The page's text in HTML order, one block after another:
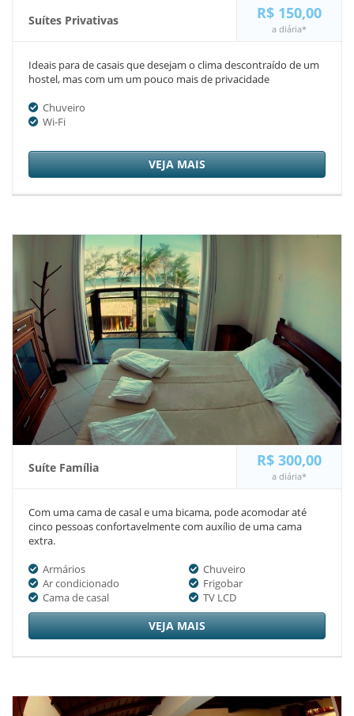
Suítes Privativas R$ 150,00
a diária*
Ideais para de casais que desejam o clima descontraído de um
hostel, mas com um um pouco mais de privacidade
Chuveiro
Wi-Fi
VEJA MAIS
Suíte Família R$ 300,00
a diária*
Com uma cama de casal e uma bicama, pode acomodar até
cinco pessoas confortavelmente com auxílio de uma cama
extra.
Armários
Ar condicionado
Cama de casal
Chuveiro
Frigobar
TV LCD
VEJA MAIS